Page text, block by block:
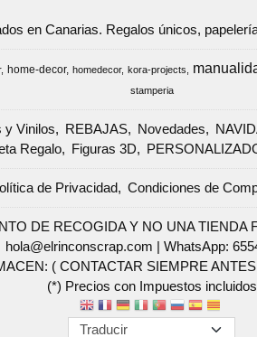
en Canarias. Regalos únicos,
home-decor homedecor kora-projects
stamperia
y Vinilos REBAJAS Novedades
Regalo Figuras 3D
de Privacidad Condiciones de
DE RECOGIDA Y NO UNA
hola@elrinconscrap.com |WhatsApp:
( CONTACTAR SIEMPRE
(*) Precios con Impuestos incluidos